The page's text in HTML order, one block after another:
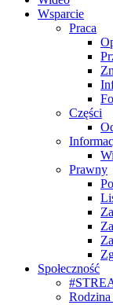
Wsparcie
Praca
Części
Prawny
Społeczność